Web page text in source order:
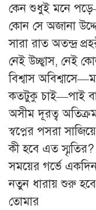
কেন শুধুই মনে
কোন সে অজানা
সারা রাত অতন্দ্র
নেই উচ্ছ্বাস, নেই
বিশ্বাস
কতটুকু চাই—পাই
অসীম দূরত্ব
স্বপ্নের পসরা
কী হবে এত স্মৃতির?
সময়ের গর্ভে
নতুন ধারায় শুরু
তোমার